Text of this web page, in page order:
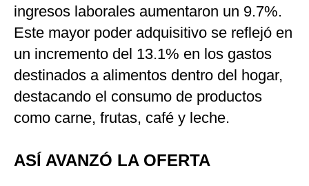
ingresos laborales aumentaron un 9.7%.
Este mayor poder adquisitivo se reflejó en
un incremento del 13.1% en los gastos
destinados a alimentos dentro del hogar,
destacando el consumo de productos
como carne, frutas, café y leche.
ASÍ AVANZÓ LA OFERTA